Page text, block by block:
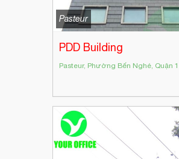
Pasteur
PDD Building
Pasteur, Phường Bến Nghé, Quận 1